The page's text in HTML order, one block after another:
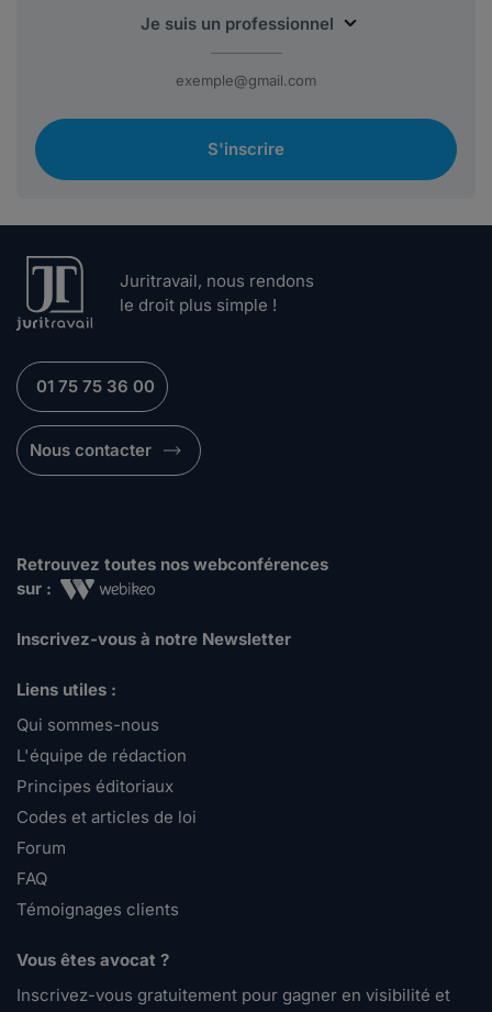
S'inscrire
Juritravail, nous rendons
le droit plus simple !
01 75 75 36 00
Nous contacter
Retrouvez toutes nos webconférences
sur :
Inscrivez-vous à notre Newsletter
Liens utiles :
Qui sommes-nous
L'équipe de rédaction
Principes éditoriaux
Codes et articles de loi
Forum
FAQ
Témoignages clients
Vous êtes avocat ?
Inscrivez-vous gratuitement pour gagner en visibilité et